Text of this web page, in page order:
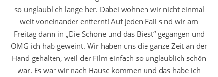
so unglaublich lange her. Dabei wohnen wir nicht einmal
weit voneinander entfernt! Auf jeden Fall sind wir am
Freitag dann in „Die Schöne und das Biest“ gegangen und
OMG ich hab geweint. Wir haben uns die ganze Zeit an der
Hand gehalten, weil der Film einfach so unglaublich schön
war. Es war wir nach Hause kommen und das habe ich